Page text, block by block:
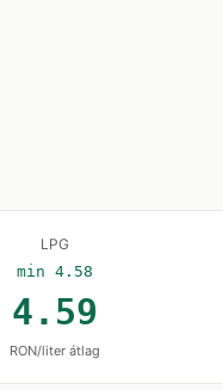
LPG
min 4.58
4.59
RON/liter átlag